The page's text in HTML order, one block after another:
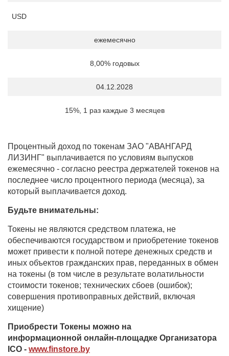
USD
ежемесячно
8,00% годовых
04.12.2028
15%, 1 раз каждые 3 месяцев
Процентный доход по токенам ЗАО "АВАНГАРД
ЛИЗИНГ" выплачивается по условиям выпусков
ежемесячно - согласно реестра держателей токенов на
последнее число процентного периода (месяца), за
который выплачивается доход.
Будьте внимательны:
Токены не являются средством платежа, не
обеспечиваются государством и приобретение токенов
может привести к полной потере денежных средств и
иных объектов гражданских прав, переданных в обмен
на токены (в том числе в результате волатильности
стоимости токенов; технических сбоев (ошибок);
совершения противоправных действий, включая
хищение)
Приобрести Токены можно на
информационной онлайн-площадке Организатора
ICO - www.finstore.by